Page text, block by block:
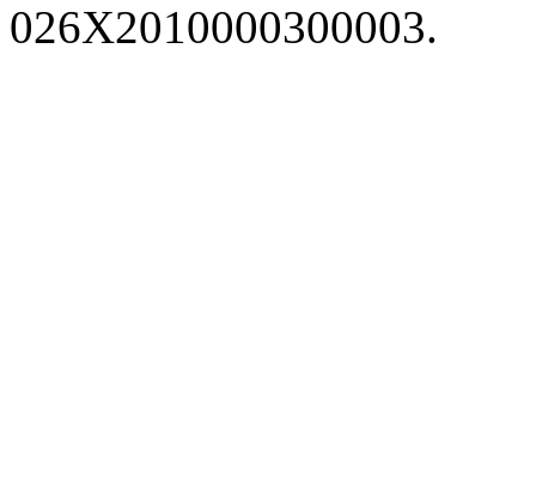
026X2010000300003.